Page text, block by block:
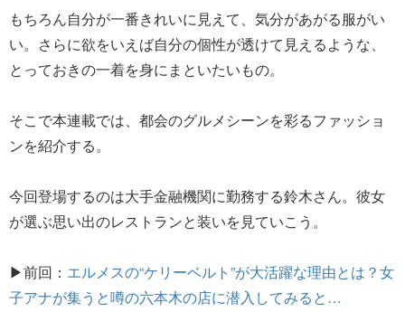
もちろん自分が一番きれいに見えて、気分があがる服がい
い。さらに欲をいえば自分の個性が透けて見えるような、
とっておきの一着を身にまといたいもの。
そこで本連載では、都会のグルメシーンを彩るファッショ
ンを紹介する。
今回登場するのは大手金融機関に勤務する鈴木さん。彼女
が選ぶ思い出のレストランと装いを見ていこう。
▶前回： エルメスの“ケリーベルト”が大活躍な理由とは？女
子アナが集うと噂の六本木の店に潜入してみると…